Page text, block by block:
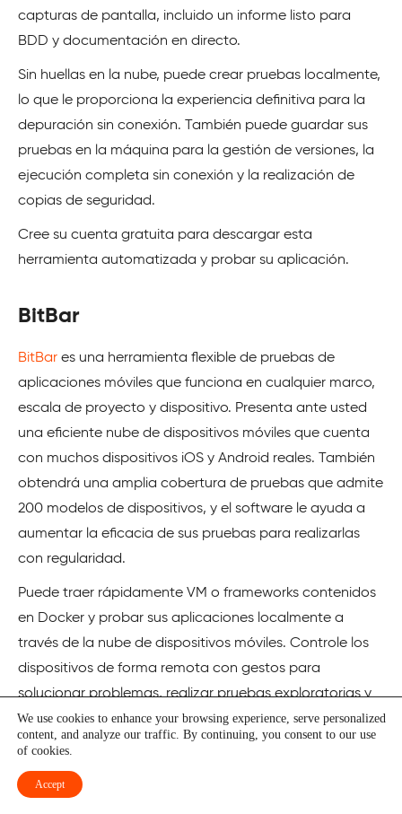
capturas de pantalla, incluido un informe listo para
BDD y documentación en directo.
Sin huellas en la nube, puede crear pruebas localmente,
lo que le proporciona la experiencia definitiva para la
depuración sin conexión. También puede guardar sus
pruebas en la máquina para la gestión de versiones, la
ejecución completa sin conexión y la realización de
copias de seguridad.
Cree su cuenta gratuita para descargar esta
herramienta automatizada y probar su aplicación.
BitBar
BitBar es una herramienta flexible de pruebas de
aplicaciones móviles que funciona en cualquier marco,
escala de proyecto y dispositivo. Presenta ante usted
una eficiente nube de dispositivos móviles que cuenta
con muchos dispositivos iOS y Android reales. También
obtendrá una amplia cobertura de pruebas que admite
200 modelos de dispositivos, y el software le ayuda a
aumentar la eficacia de sus pruebas para realizarlas
con regularidad.
Puede traer rápidamente VM o frameworks contenidos
en Docker y probar sus aplicaciones localmente a
través de la nube de dispositivos móviles. Controle los
dispositivos de forma remota con gestos para
solucionar problemas, realizar pruebas exploratorias y
depurar.
We use cookies to enhance your browsing experience, serve personalized
content, and analyze our traffic. By continuing, you consent to our use
of cookies.
Accept